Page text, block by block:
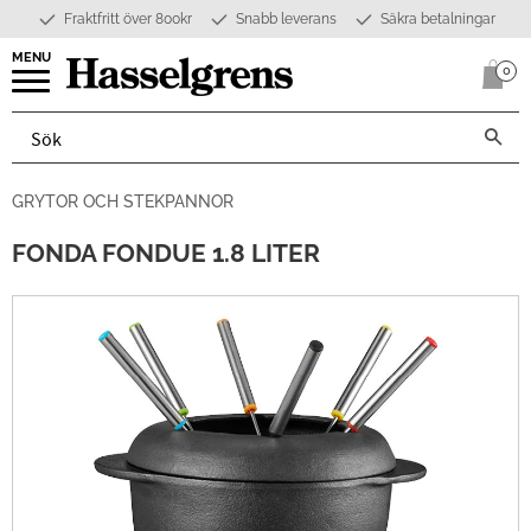
Meny
Fraktfritt över 800kr Snabb leverans Säkra betalningar
0
GRYTOR OCH STEKPANNOR
FONDA FONDUE 1.8 LITER